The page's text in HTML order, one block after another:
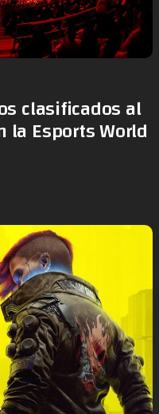
clasificados al
la Esports World